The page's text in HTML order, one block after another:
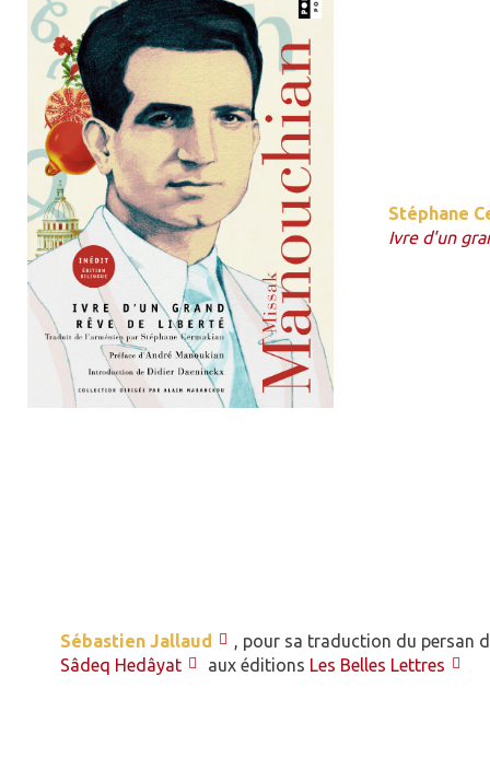
Stéphane
Ivre d'un
Sébastien Jallaud
, pour sa traduction du persan
Sâdeq Hedâyat
aux éditions Les Belles Lettres